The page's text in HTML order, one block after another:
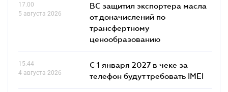
17.00
5 августа 2026
ВС защитил экспортера масла
от доначислений по
трансфертному
ценообразованию
15.44
4 августа 2026
С 1 января 2027 в чеке за
телефон будут требовать IMEI